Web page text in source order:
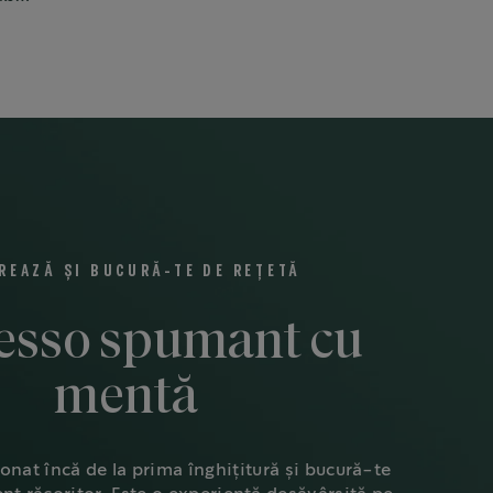
ȘI BUCURĂ-TE DE REȚETĂ
spumant cu
mentă
încă de la prima înghițitură și bucură-te